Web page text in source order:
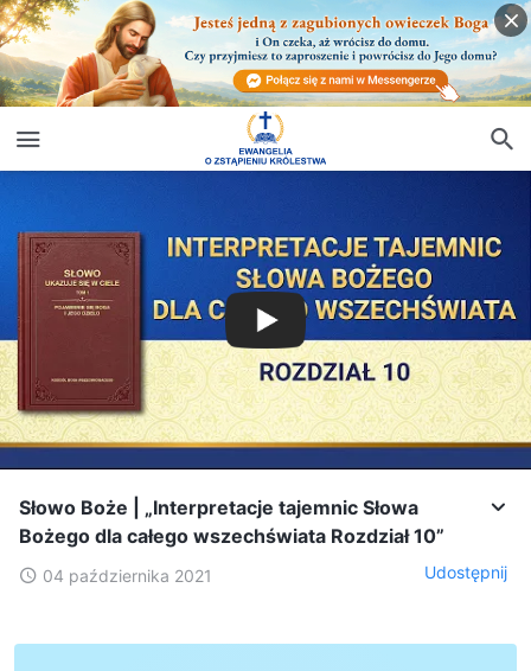
Słowo Boże | „Interpretacje tajemnic Słowa
Bożego dla całego wszechświata Rozdział 10”
04 października 2021 Udostępnij